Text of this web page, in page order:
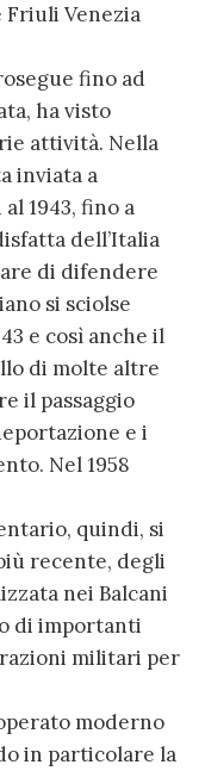
Friuli Venezia
fino ad
ha visto
attività. Nella
inviata a
1943, fino a
dell’Italia
di difendere
si sciolse
e così anche il
di molte altre
il passaggio
e i
Nel 1958
quindi, si
recente, degli
nei Balcani
di importanti
militari per
moderno
in particolare la